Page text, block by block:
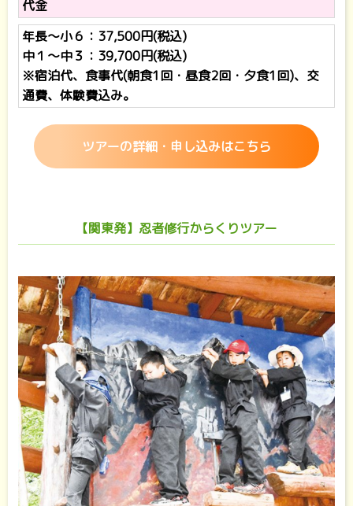
代金
年長～小６：37,500円(税込)
中１～中３：39,700円(税込)
※宿泊代、食事代(朝食1回・昼食2回・夕食1回)、交
通費、体験費込み。
ツアーの詳細・申し込みはこちら
【関東発】忍者修行からくりツアー